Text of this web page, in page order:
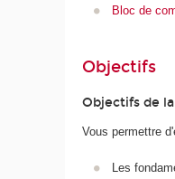
Bloc de
Objectifs
Objectifs de
Vous permettre
Les